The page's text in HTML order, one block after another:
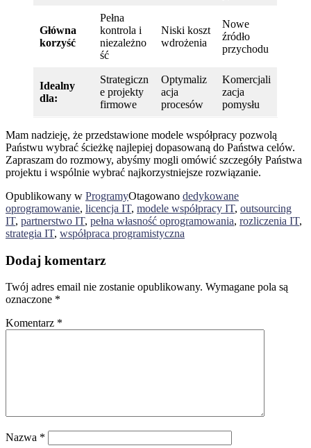
Główna
korzyść
Pełna
kontrola i
niezależno
ść
Niski koszt
wdrożenia
Nowe
źródło
przychodu
Idealny
dla:
Strategiczn
e projekty
firmowe
Optymaliz
acja
procesów
Komercjali
zacja
pomysłu
Mam nadzieję, że przedstawione modele współpracy pozwolą
Państwu wybrać ścieżkę najlepiej dopasowaną do Państwa celów.
Zapraszam do rozmowy, abyśmy mogli omówić szczegóły Państwa
projektu i wspólnie wybrać najkorzystniejsze rozwiązanie.
Opublikowany w ProgramyOtagowano dedykowane
oprogramowanie, licencja IT, modele współpracy IT, outsourcing
IT, partnerstwo IT, pełna własność oprogramowania, rozliczenia IT,
strategia IT, współpraca programistyczna
Dodaj komentarz
Twój adres email nie zostanie opublikowany. Wymagane pola są
oznaczone *
Komentarz *
Nazwa *